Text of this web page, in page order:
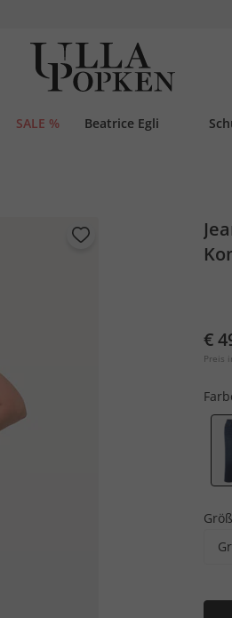
SALE % Beatrice Egli
€
Preis